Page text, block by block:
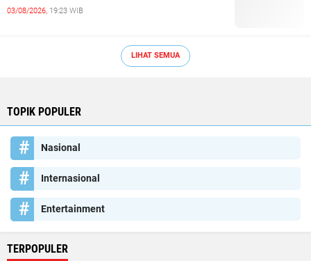
03/08/2026, 19:23 WIB
LIHAT SEMUA
TOPIK POPULER
Nasional
Internasional
Entertainment
TERPOPULER